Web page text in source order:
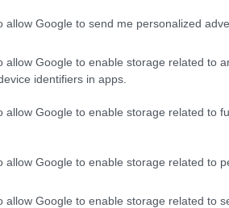
allow Google to send me personalized
allow Google to enable storage related to
identifiers in apps.
allow Google to enable storage related to
allow Google to enable storage related to
allow Google to enable storage related to
Lele Sacchi (dj), Selton (band),
Shablo (produttore
Ragazzi Morti (band), Sandro
(fumettista).
in questo farneticante
taroccano le firme? Di per se
a cui si chiede di firmare? O